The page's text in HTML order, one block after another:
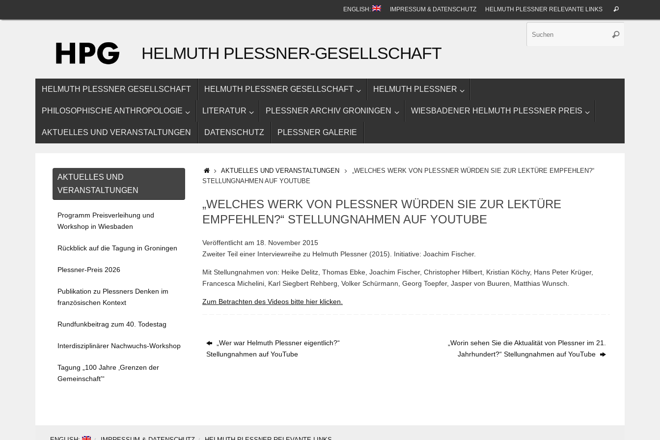
ENGLISH: IMPRESSUM & DATENSCHUTZ HELMUTH PLESSNER RELEVANTE LINKS Suchen
HELMUTH PLESSNER-GESELLSCHAFT
Suchen
INHALT
HELMUTH PLESSNER GESELLSCHAFT HELMUTH PLESSNER GESELLSCHAFT HELMUTH PLESSNER
PHILOSOPHISCHE ANTHROPOLOGIE LITERATUR PLESSNER ARCHIV GRONINGEN WIESBADENER HELMUTH PLESSNER PREIS
AKTUELLES UND VERANSTALTUNGEN DATENSCHUTZ PLESSNER GALERIE
STARTSEITE
AKTUELLES UND VERANSTALTUNGEN
„WELCHES WERK VON PLESSNER WÜRDEN SIE ZUR LEKTÜRE EMPFEHLEN?“
STELLUNGNAHMEN AUF YOUTUBE
„WELCHES WERK VON PLESSNER WÜRDEN SIE ZUR LEKTÜRE
EMPFEHLEN?“ STELLUNGNAHMEN AUF YOUTUBE
Veröffentlicht am 18. November 2015
Zweiter Teil einer Interviewreihe zu Helmuth Plessner (2015). Initiative: Joachim Fischer.
Mit Stellungnahmen von: Heike Delitz, Thomas Ebke, Joachim Fischer, Christopher Hilbert, Kristian Köchy, Hans Peter Krüger,
Francesca Michelini, Karl Siegbert Rehberg, Volker Schürmann, Georg Toepfer, Jasper von Buuren, Matthias Wunsch.
Zum Betrachten des Videos bitte hier klicken.
„Wer war Helmuth Plessner eigentlich?“
Stellungnahmen auf YouTube
„Worin sehen Sie die Aktualität von Plessner im 21.
Jahrhundert?“ Stellungnahmen auf YouTube
AKTUELLES UND
VERANSTALTUNGEN
Programm Preisverleihung und
Workshop in Wiesbaden
Rückblick auf die Tagung in Groningen
Plessner-Preis 2026
Publikation zu Plessners Denken im
französischen Kontext
Rundfunkbeitrag zum 40. Todestag
Interdisziplinärer Nachwuchs-Workshop
Tagung „100 Jahre ‚Grenzen der
Gemeinschaft'“